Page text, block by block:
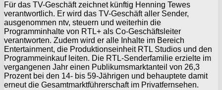
Für das TV-Geschäft zeichnet künftig Henning Tewes
verantwortlich. Er wird das TV-Geschäft aller Sender,
ausgenommen ntv, steuern und weiterhin die
Programminhalte von RTL+ als Co-Geschäftsleiter
verantworten. Zudem wird er alle Inhalte im Bereich
Entertainment, die Produktionseinheit RTL Studios und den
Programmeinkauf leiten. Die RTL-Senderfamilie erzielte im
vergangenen Jahr einen Publikumsmarktanteil von 26,3
Prozent bei den 14- bis 59-Jährigen und behauptete damit
erneut die Gesamtmarktführerschaft im Privatfernsehen.